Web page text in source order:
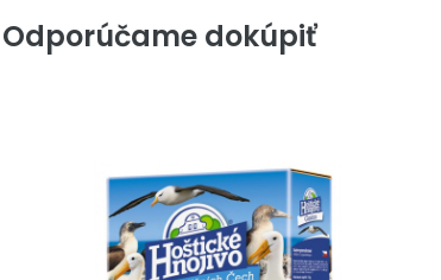
Odporúčame dokúpiť